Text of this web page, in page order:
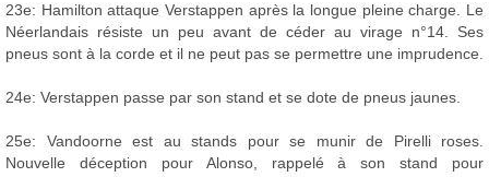
23e: Hamilton attaque Verstappen après la longue pleine charge. Le
Néerlandais résiste un peu avant de céder au virage n°14. Ses
pneus sont à la corde et il ne peut pas se permettre une imprudence.
24e: Verstappen passe par son stand et se dote de pneus jaunes.
25e: Vandoorne est au stands pour se munir de Pirelli roses.
Nouvelle déception pour Alonso, rappelé à son stand pour